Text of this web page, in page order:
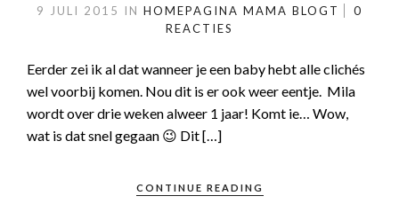
9 JULI 2015 IN HOMEPAGINA MAMA BLOGT
0
REACTIES
Eerder zei ik al dat wanneer je een baby hebt alle clichés
wel voorbij komen. Nou dit is er ook weer eentje. Mila
wordt over drie weken alweer 1 jaar! Komt ie… Wow,
wat is dat snel gegaan 😉 Dit […]
CONTINUE READING